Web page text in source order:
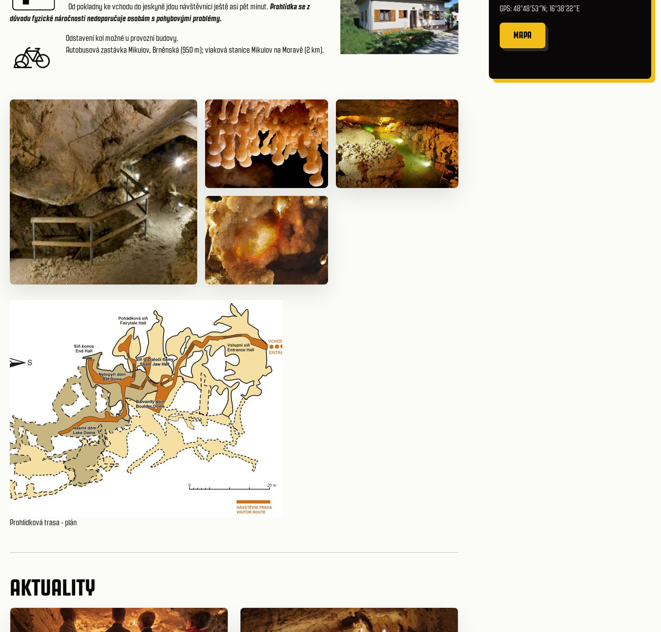
Od pokladny ke vchodu do jeskyně jdou návštěvníci ještě asi pět minut. Prohlídka se z
důvodu fyzické náročnosti nedoporučuje osobám s pohybovými problémy.
Odstavení kol možné u provozní budovy.
Autobusová zastávka Mikulov, Brněnská (950 m); vlaková stanice Mikulov na Moravě (2 km).
Prohlídková trasa - plán
AKTUALITY
GPS: 48°48′53″N; 16°38′22″E
MAPA